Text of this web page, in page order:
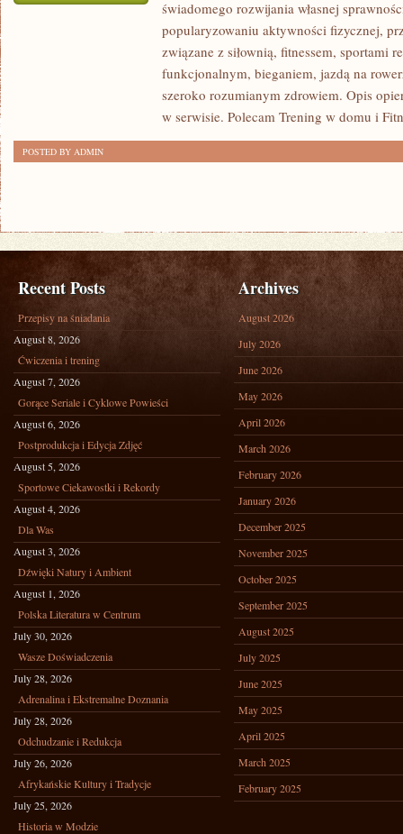
świadomego rozwijania własnej
popularyzowaniu aktywności fizycznej,
związane z siłownią, fitnessem, sportami
funkcjonalnym, bieganiem, jazdą na
szeroko rozumianym zdrowiem. Opis
w serwisie. Polecam Trening w domu i
POSTED BY ADMIN
Recent Posts
Przepisy na śniadania
August 8, 2026
Ćwiczenia i trening
August 7, 2026
Gorące Seriale i Cyklowe Powieści
August 6, 2026
Postprodukcja i Edycja Zdjęć
August 5, 2026
Sportowe Ciekawostki i Rekordy
August 4, 2026
Dla Was
August 3, 2026
Dźwięki Natury i Ambient
August 1, 2026
Polska Literatura w Centrum
July 30, 2026
Wasze Doświadczenia
July 28, 2026
Adrenalina i Ekstremalne Doznania
July 28, 2026
Odchudzanie i Redukcja
July 26, 2026
Afrykańskie Kultury i Tradycje
July 25, 2026
Historia w Modzie
Archives
August 2026
July 2026
June 2026
May 2026
April 2026
March 2026
February 2026
January 2026
December 2025
November 2025
October 2025
September 2025
August 2025
July 2025
June 2025
May 2025
April 2025
March 2025
February 2025